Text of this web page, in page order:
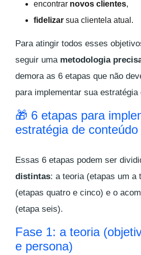
encontrar novos clientes,
fidelizar sua clientela atual.
Para atingir todos esses
seguir uma metodologia
demora as 6 etapas que não
para implementar sua estratégia
🎁 6 etapas para
estratégia de conteúdo
Essas 6 etapas podem ser
distintas: a teoria (etapas um a
(etapas quatro e cinco) e o
(etapa seis).
Fase 1: a teoria
e persona)